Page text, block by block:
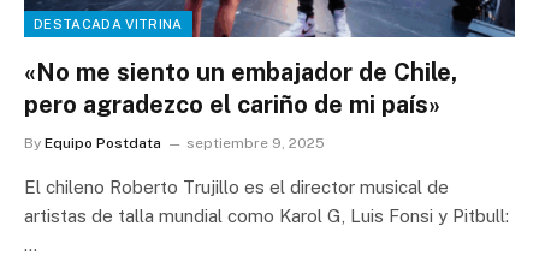
DESTACADA VITRINA
«No me siento un embajador de Chile,
pero agradezco el cariño de mi país»
By Equipo Postdata septiembre 9, 2025
El chileno Roberto Trujillo es el director musical de
artistas de talla mundial como Karol G, Luis Fonsi y Pitbull:
…